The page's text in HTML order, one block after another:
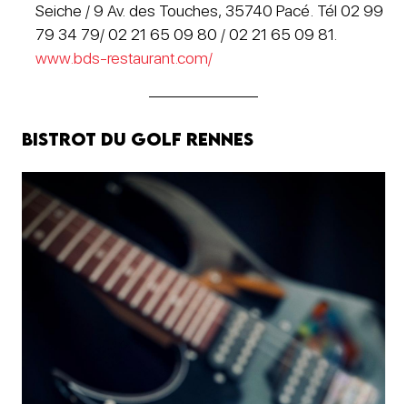
Seiche / 9 Av. des Touches, 35740 Pacé. Tél 02 99
79 34 79/ 02 21 65 09 80 / 02 21 65 09 81.
www.bds-restaurant.com/
Bistrot du golf Rennes